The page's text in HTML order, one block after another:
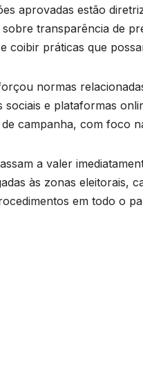
aprovadas estão
sobre transparência de
coibir práticas que
normas
sociais e plataformas
campanha, com foco
a valer
às zonas eleitorais,
em todo o